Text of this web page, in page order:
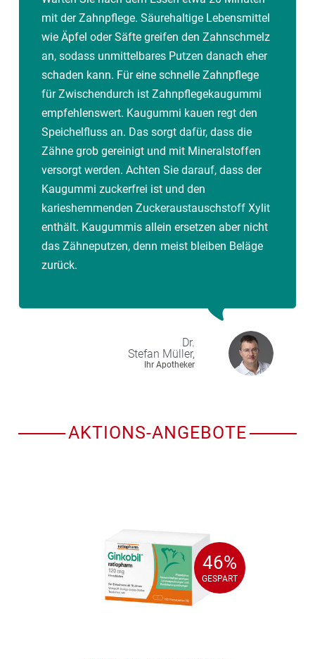
mit der Zahnpflege. Säurehaltige Lebensmittel
wie Äpfel oder Säfte greifen den Zahnschmelz
an, sodass unmittelbares Putzen danach eher
schaden kann. Für eine schnelle Zahnpflege
für Zwischendurch ist Zahnpflegekaugummi
empfehlenswert. Kaugummi kauen regt den
Speichelfluss an. Das sorgt dafür, dass die
Zähne grob gereinigt und mit Mineralstoffen
versorgt werden. Achten Sie darauf, dass der
Kaugummi zuckerfrei ist und den
karieshemmenden Zuckeraustauschstoff Xylit
enthält. Kaugummis allein ersetzen aber nicht
das Zähneputzen, denn meist bleiben Beläge
zurück.
Dr.
Stefan Müller,
Ihr Apotheker
AKTIONS-ANGEBOTE
46%
GESPART
46%
GESPART